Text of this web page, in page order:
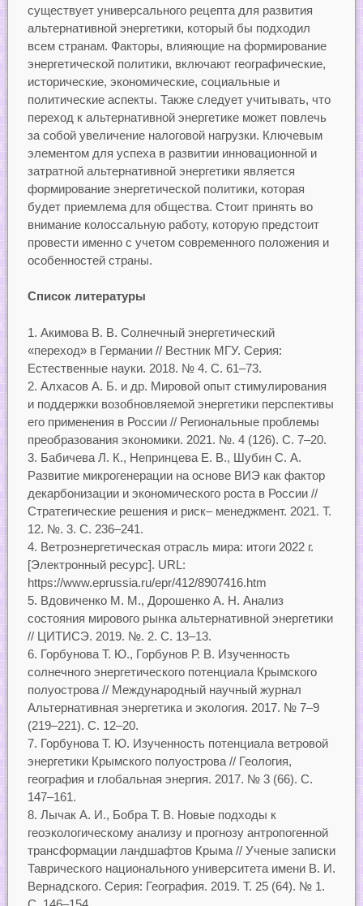
существует универсального рецепта для развития
альтернативной энергетики, который бы подходил
всем странам. Факторы, влияющие на формирование
энергетической политики, включают географические,
исторические, экономические, социальные и
политические аспекты. Также следует учитывать, что
переход к альтернативной энергетике может повлечь
за собой увеличение налоговой нагрузки. Ключевым
элементом для успеха в развитии инновационной и
затратной альтернативной энергетики является
формирование энергетической политики, которая
будет приемлема для общества. Стоит принять во
внимание колоссальную работу, которую предстоит
провести именно с учетом современного положения и
особенностей страны.
Список литературы
Акимова В. В. Солнечный энергетический
«переход» в Германии // Вестник МГУ. Серия:
Естественные науки. 2018. № 4. С. 61–73.
Алхасов А. Б. и др. Мировой опыт стимулирования
и поддержки возобновляемой энергетики перспективы
его применения в России // Региональные проблемы
преобразования экономики. 2021. №. 4 (126). С. 7–20.
Бабичева Л. К., Непринцева Е. В., Шубин С. А.
Развитие микрогенерации на основе ВИЭ как фактор
декарбонизации и экономического роста в России //
Стратегические решения и риск– менеджмент. 2021. Т.
12. №. 3. С. 236–241.
Ветроэнергетическая отрасль мира: итоги 2022 г.
[Электронный ресурс]. URL:
https://www.eprussia.ru/epr/412/8907416.htm
Вдовиченко М. М., Дорошенко А. Н. Анализ
состояния мирового рынка альтернативной энергетики
// ЦИТИСЭ. 2019. №. 2. С. 13–13.
Горбунова Т. Ю., Горбунов Р. В. Изученность
солнечного энергетического потенциала Крымского
полуострова // Международный научный журнал
Альтернативная энергетика и экология. 2017. № 7–9
(219–221). С. 12–20.
Горбунова Т. Ю. Изученность потенциала ветровой
энергетики Крымского полуострова // Геология,
география и глобальная энергия. 2017. № 3 (66). С.
147–161.
Лычак А. И., Бобра Т. В. Новые подходы к
геоэкологическому анализу и прогнозу антропогенной
трансформации ландшафтов Крыма // Ученые записки
Таврического национального университета имени В. И.
Вернадского. Серия: География. 2019. Т. 25 (64). № 1.